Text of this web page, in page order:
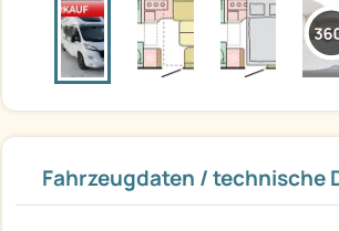
Fahrzeugdaten / technische